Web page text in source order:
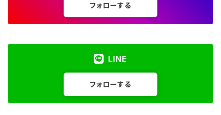
フォローする
LINE
フォローする